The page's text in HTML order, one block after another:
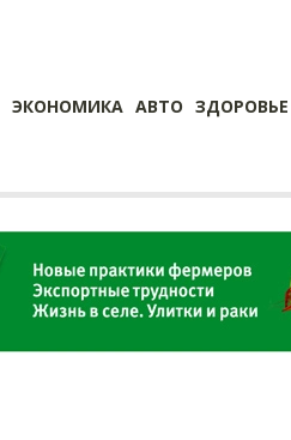
ЭКОНОМИКА АВТО ЗДОРОВЬЕ